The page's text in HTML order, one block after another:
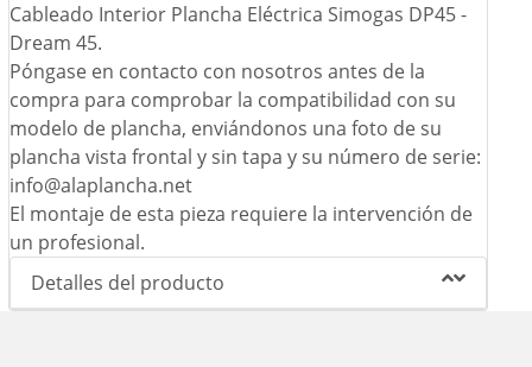
Cableado Interior Plancha Eléctrica Simogas DP45 -
Dream 45.
Póngase en contacto con nosotros antes de la
compra para comprobar la compatibilidad con su
modelo de plancha, enviándonos una foto de su
plancha vista frontal y sin tapa y su número de serie:
info@alaplancha.net
El montaje de esta pieza requiere la intervención de
un profesional.
Detalles del producto